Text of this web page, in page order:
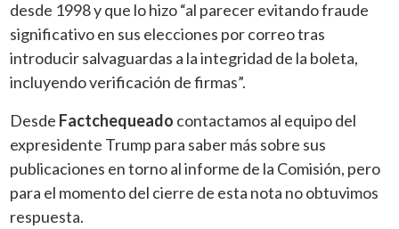
desde 1998 y que lo hizo “al parecer evitando fraude
significativo en sus elecciones por correo tras
introducir salvaguardas a la integridad de la boleta,
incluyendo verificación de firmas”.
Desde Factchequeado contactamos al equipo del
expresidente Trump para saber más sobre sus
publicaciones en torno al informe de la Comisión, pero
para el momento del cierre de esta nota no obtuvimos
respuesta.